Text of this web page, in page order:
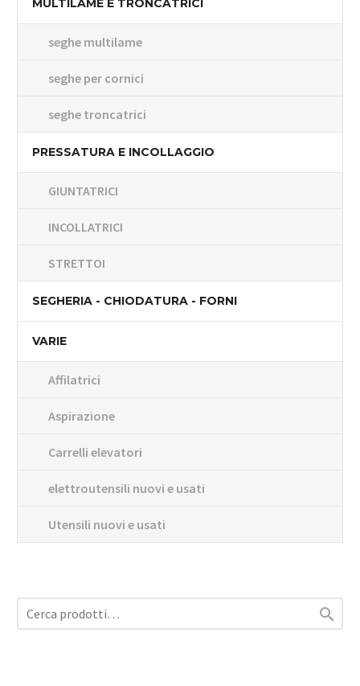
MULTILAME E TRONCATRICI
seghe multilame
seghe per cornici
seghe troncatrici
PRESSATURA E INCOLLAGGIO
GIUNTATRICI
INCOLLATRICI
STRETTOI
SEGHERIA - CHIODATURA - FORNI
VARIE
Affilatrici
Aspirazione
Carrelli elevatori
elettroutensili nuovi e usati
Utensili nuovi e usati
